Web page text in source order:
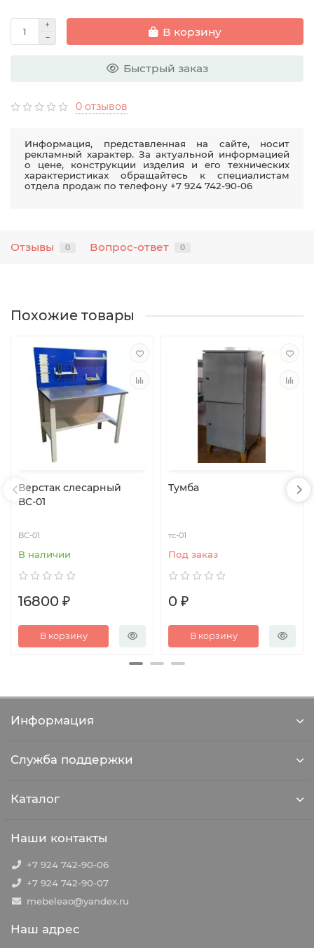
В корзину
Быстрый заказ
0 отзывов
Информация, представленная на сайте, носит
рекламный характер. За актуальной информацией
о цене, конструкции изделия и его технических
характеристиках обращайтесь к специалистам
отдела продаж по телефону +7 924 742-90-06
Отзывы 0 Вопрос-ответ 0
Похожие товары
Верстак слесарный
ВС-01
ВС-01
В наличии
16800 ₽
В корзину
Тумба
тс-01
Под заказ
0 ₽
В корзину
Информация
Служба поддержки
Каталог
Наши контакты
+7 924 742-90-06
+7 924 742-90-07
mebeleao@yandex.ru
Наш адрес